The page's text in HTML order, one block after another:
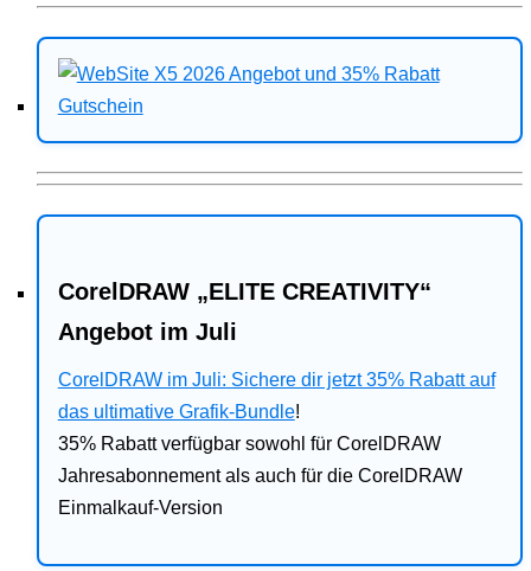
CorelDRAW „ELITE CREATIVITY“
Angebot im Juli
CorelDRAW im Juli: Sichere dir jetzt 35% Rabatt auf
das ultimative Grafik-Bundle!
35% Rabatt verfügbar sowohl für CorelDRAW
Jahresabonnement als auch für die CorelDRAW
Einmalkauf-Version